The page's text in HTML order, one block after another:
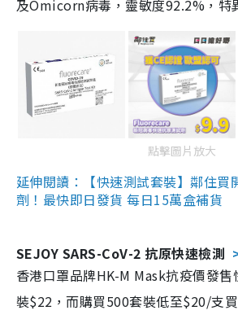
及Omicorn病毒，靈敏度92.2%，特
點擊圖片放大
延伸閱讀：【快速測試套裝】鄰住買
劑！最快即日發貨 每日15萬盒補貨
SEJOY SARS-CoV-2 抗原快速檢測
香港口罩品牌HK-M Mask抗疫價發
裝$22，而購買500套裝低至$20/支